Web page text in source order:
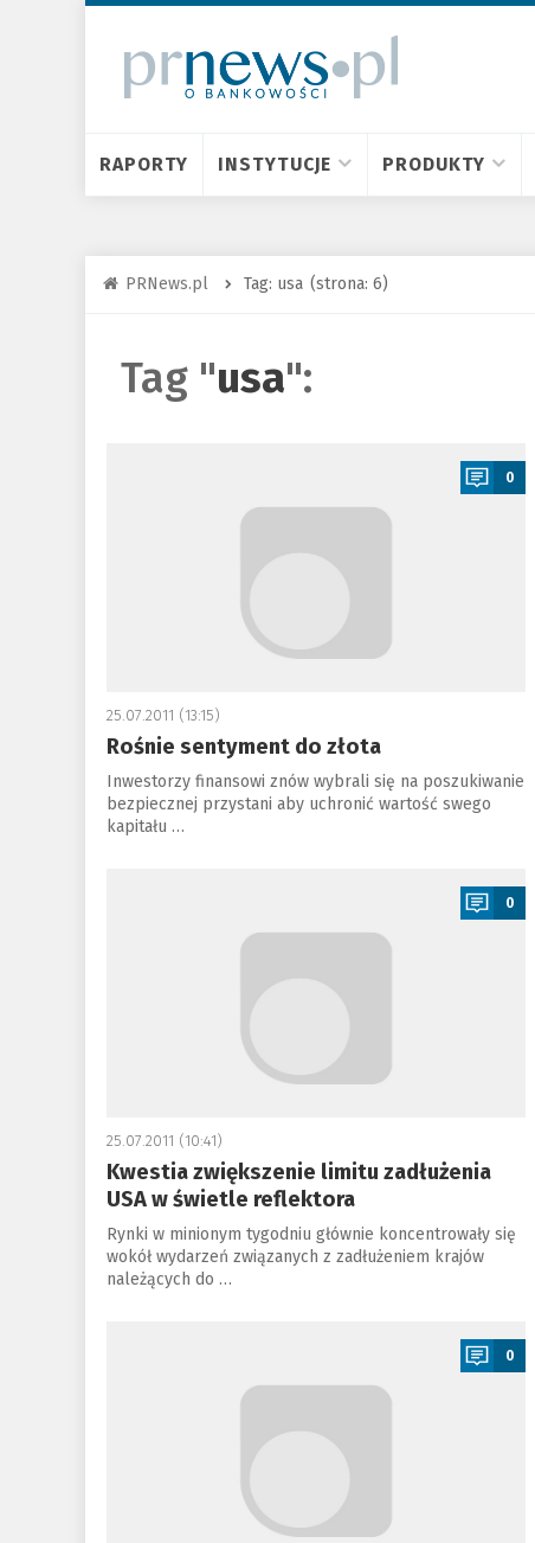
RAPORTY INSTYTUCJE PRODUKTY
PRNews.pl Tag: usa (strona: 6)
Tag "usa":
0
25.07.2011 (13:15)
Rośnie sentyment do złota
Inwestorzy finansowi znów wybrali się na poszukiwanie
bezpiecznej przystani aby uchronić wartość swego
kapitału …
0
25.07.2011 (10:41)
Kwestia zwiększenie limitu zadłużenia
USA w świetle reflektora
Rynki w minionym tygodniu głównie koncentrowały się
wokół wydarzeń związanych z zadłużeniem krajów
należących do …
0